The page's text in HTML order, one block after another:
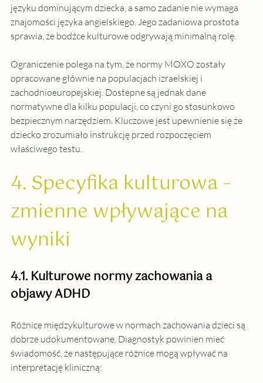
języku dominującym dziecka, a samo zadanie nie wymaga
znajomości języka angielskiego. Jego zadaniowa prostota
sprawia, że bodźce kulturowe odgrywają minimalną rolę.
Ograniczenie polega na tym, że normy MOXO zostały
opracowane głównie na populacjach izraelskiej i
zachodnioeuropejskiej. Dostepne są jednak dane
normatywne dla kilku populacji, co czyni go stosunkowo
bezpiecznym narzędziem. Kluczowe jest upewnienie się że
dziecko zrozumiało instrukcję przed rozpoczęciem
właściwego testu.
4. Specyfika kulturowa –
zmienne wpływające na
wyniki
4.1. Kulturowe normy zachowania a
objawy ADHD
Różnice międzykulturowe w normach zachowania dzieci są
dobrze udokumentowane. Diagnostyk powinien mieć
świadomość, że następujące różnice mogą wpływać na
interpretację kliniczną: